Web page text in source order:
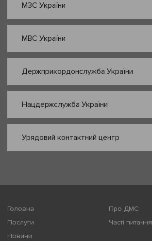
МЗС України
МВС України
Держприкордонслужба України
Нацдержслужба України
Урядовий контактний центр
Головна
Про ДМС
Послуги
Часті питання
Новини